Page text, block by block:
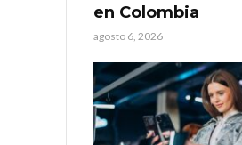
en Colombia
agosto 6, 2026